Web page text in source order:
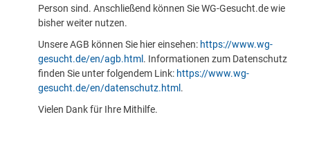
Person sind. Anschließend können Sie WG-Gesucht.de wie
bisher weiter nutzen.
Unsere AGB können Sie hier einsehen: https://www.wg-
gesucht.de/en/agb.html . Informationen zum Datenschutz
finden Sie unter folgendem Link: https://www.wg-
gesucht.de/en/datenschutz.html .
Vielen Dank für Ihre Mithilfe.